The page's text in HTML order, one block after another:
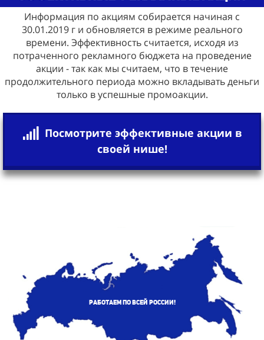
Информация по акциям собирается начиная с
30.01.2019 г и обновляется в режиме реального
времени. Эффективность считается, исходя из
потраченного рекламного бюджета на проведение
акции - так как мы считаем, что в течение
продолжительного периода можно вкладывать деньги
только в успешные промоакции.
Посмотрите эффективные акции в
своей нише!
Работаем по всей России!